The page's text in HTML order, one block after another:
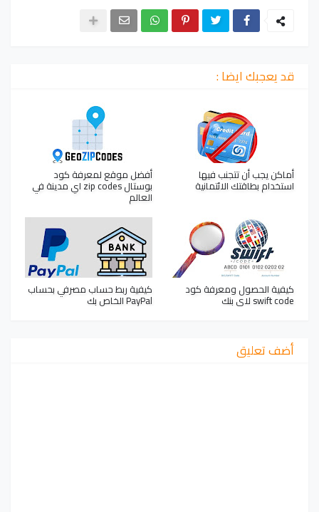
قد يعجبك ايضا :
أماكن يجب أن تتجنب فيها
استخدام بطاقتك الائتمانية
أفضل موقع لمعرفة كود
بوستال zip codes اي مدينة في
العالم
كيفية الحصول ومعرفة كود
swift code لاى بنك
كيفية ربط حساب مصرفي بحساب
PayPal الخاص بك
أضف تعليق